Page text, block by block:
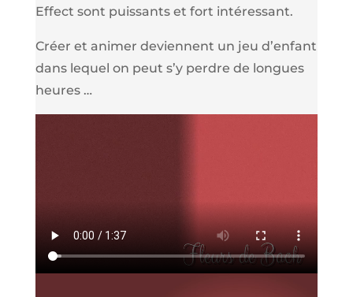
Effect sont puissants et fort intéressant.
Créer et animer deviennent un jeu d’enfant
dans lequel on peut s’y perdre de longues
heures …